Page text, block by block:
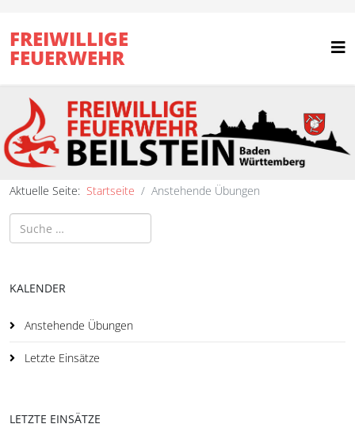
FREIWILLIGE
FEUERWEHR
Aktuelle Seite: Startseite Anstehende Übungen
Suchen
KALENDER
Anstehende Übungen
Letzte Einsätze
LETZTE EINSÄTZE